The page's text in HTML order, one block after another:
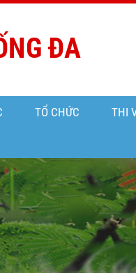
ĐA
TỔ CHỨC THI